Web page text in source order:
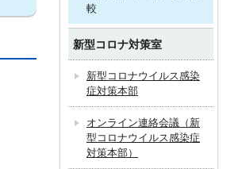
較
新型コロナ対策室
新型コロナウイルス感染
症対策本部
オンライン連絡会議（新
型コロナウイルス感染症
対策本部）